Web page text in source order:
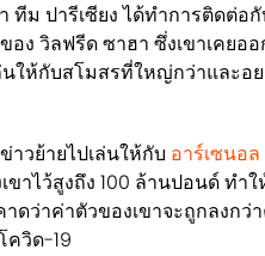
ทีม ปารีเซียง ได้ทำการติดต่อ
อง วิลฟรีด ซาฮา ซึ่งเขาเคยอ
นให้กับสโมสรที่ใหญ่กว่าและอ
าวย้ายไปเล่นให้กับ อาร์เซนอล
ขาไว้สูงถึง 100 ล้านปอนด์ ท
าดว่าค่าตัวของเขาจะถูกลงกว่
ควิด-19